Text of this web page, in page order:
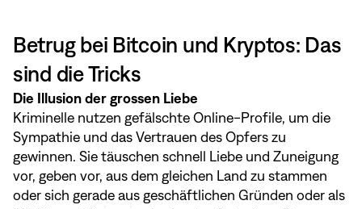
Betrug bei Bitcoin und Kryptos: Das
sind die Tricks
Die Illusion der grossen Liebe
Kriminelle nutzen gefälschte Online-Profile, um die
Sympathie und das Vertrauen des Opfers zu
gewinnen. Sie täuschen schnell Liebe und Zuneigung
vor, geben vor, aus dem gleichen Land zu stammen
oder sich gerade aus geschäftlichen Gründen oder als